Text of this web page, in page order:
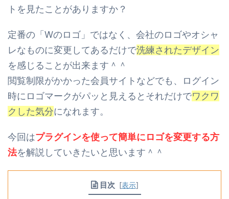
トを見たことがありますか？
定番の「Wのロゴ」ではなく、会社のロゴやオシャ
レなものに変更してあるだけで洗練されたデザイン
を感じることが出来ます＾＾
閲覧制限がかかった会員サイトなどでも、ログイン
時にロゴマークがパッと見えると それだけでワクワ
クした気分になれます。
今回はプラグインを使って簡単にロゴを変更する方
法を解説していきたいと思います＾＾
目次 [表示]